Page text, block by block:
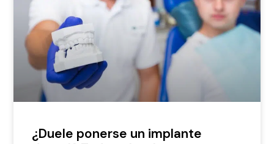
¿Duele ponerse un implante